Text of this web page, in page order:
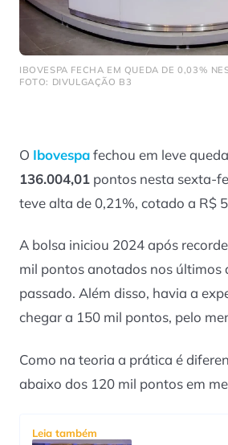
IBOVESPA FECHA EM QUEDA DE 0,03%
FOTO: DIVULGAÇÃO B3
O Ibovespafechou em leve
136.004,01 pontos nesta sexta-
teve alta de 0,21%, cotado a R$
A bolsa iniciou 2024 após
mil pontos anotados nos últimos
passado. Além disso, havia a
chegar a 150 mil pontos, pelo
Como na teoria a prática é
abaixo dos 120 mil pontos em
Leia também